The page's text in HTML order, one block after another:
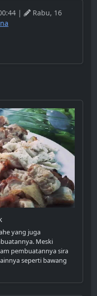
|
Rabu, 16
yang juga
Meski
pembuatannya sira
seperti bawang